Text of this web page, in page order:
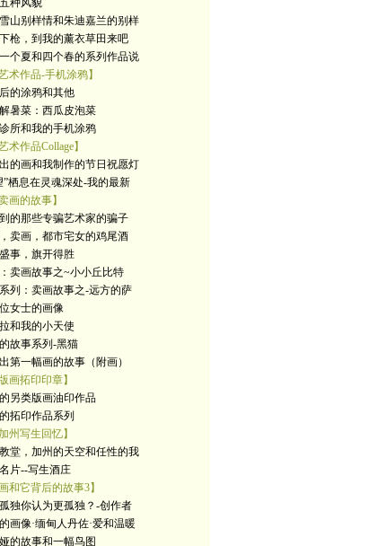
种风貌
山别样情和朱迪嘉兰的别样
枪，到我的薰衣草田来吧
个夏和四个春的系列作品说
术作品-手机涂鸦】
的涂鸦和其他
暑菜：西瓜皮泡菜
所和我的手机涂鸦
术作品Collage】
的画和我制作的节日祝愿灯
”栖息在灵魂深处-我的最新
画的故事】
的那些专骗艺术家的骗子
卖画，都市宅女的鸡尾酒
事，旗开得胜
卖画故事之~小小丘比特
列：卖画故事之-远方的萨
女士的画像
和我的小天使
故事系列-黑猫
第一幅画的故事（附画）
画拓印印章】
另类版画油印作品
拓印作品系列
州写生回忆】
堂，加州的天空和任性的我
片--写生酒庄
和它背后的故事3】
独你认为更孤独？-创作者
画像·缅甸人丹佐·爱和温暖
的故事和一幅鸟图